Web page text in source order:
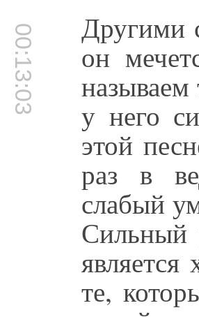
00:13:03 Другими
он
называем
у него
этой
раз в
слабый
Сильный
те,